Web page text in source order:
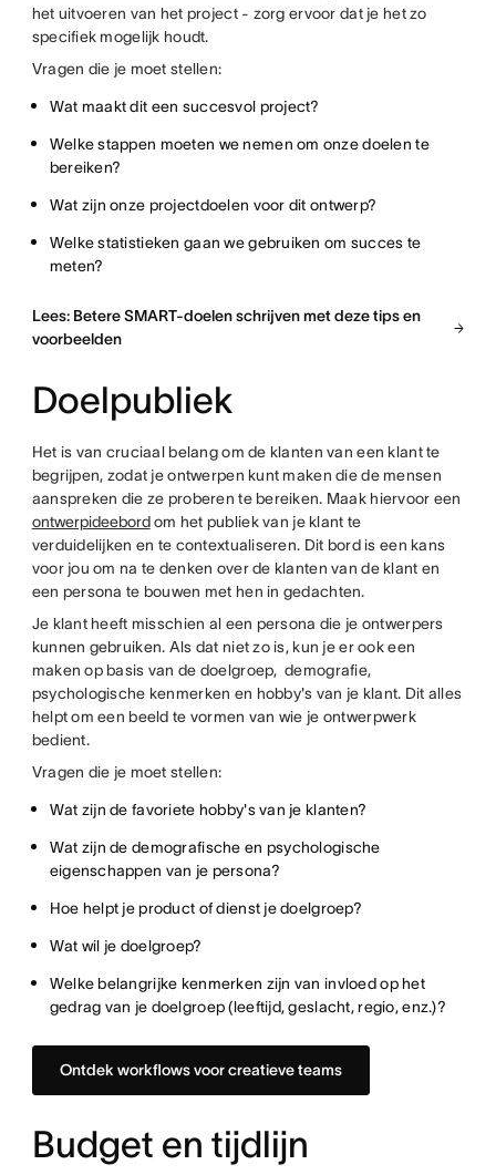
het uitvoeren van het project - zorg ervoor dat je het zo
specifiek mogelijk houdt.
Vragen die je moet stellen:
Wat maakt dit een succesvol project?
Welke stappen moeten we nemen om onze doelen te
bereiken?
Wat zijn onze projectdoelen voor dit ontwerp?
Welke statistieken gaan we gebruiken om succes te
meten?
Lees: Betere SMART-doelen schrijven met deze tips en
voorbeelden
Doelpubliek
Het is van cruciaal belang om de klanten van een klant te
begrijpen, zodat je ontwerpen kunt maken die de mensen
aanspreken die ze proberen te bereiken. Maak hiervoor een
ontwerpideebordom het publiek van je klant te
verduidelijken en te contextualiseren. Dit bord is een kans
voor jou om na te denken over de klanten van de klant en
een persona te bouwen met hen in gedachten.
Je klant heeft misschien al een persona die je ontwerpers
kunnen gebruiken. Als dat niet zo is, kun je er ook een
maken op basis van de doelgroep, demografie,
psychologische kenmerken en hobby's van je klant. Dit alles
helpt om een beeld te vormen van wie je ontwerpwerk
bedient.
Vragen die je moet stellen:
Wat zijn de favoriete hobby's van je klanten?
Wat zijn de demografische en psychologische
eigenschappen van je persona?
Hoe helpt je product of dienst je doelgroep?
Wat wil je doelgroep?
Welke belangrijke kenmerken zijn van invloed op het
gedrag van je doelgroep (leeftijd, geslacht, regio, enz.)?
Ontdek workflows voor creatieve teams
Budget en tijdlijn